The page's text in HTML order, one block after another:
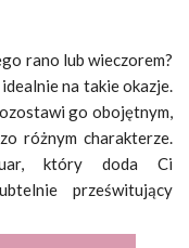
rano lub wieczorem?
na takie okazje.
go obojętnym,
różnym charakterze.
który doda Ci
prześwitujący